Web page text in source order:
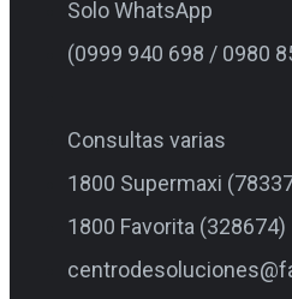
Solo WhatsApp
(0999 940 698 / 0980
Consultas varias
1800 Supermaxi
1800 Favorita (328674)